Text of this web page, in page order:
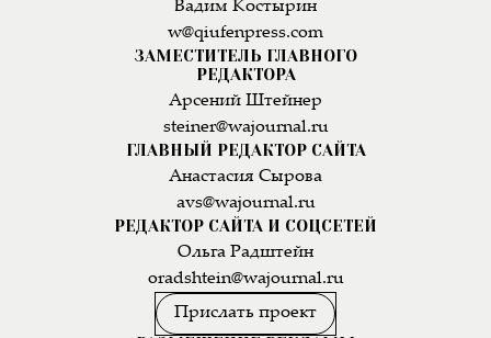
Вадим Костырин
w@qiufenpress.com
ЗАМЕСТИТЕЛЬ ГЛАВНОГО
РЕДАКТОРА
Арсений Штейнер
steiner@wajournal.ru
ГЛАВНЫЙ РЕДАКТОР САЙТА
Анастасия Сырова
avs@wajournal.ru
РЕДАКТОР САЙТА И СОЦСЕТЕЙ
Ольга Радштейн
oradshtein@wajournal.ru
Прислать проект